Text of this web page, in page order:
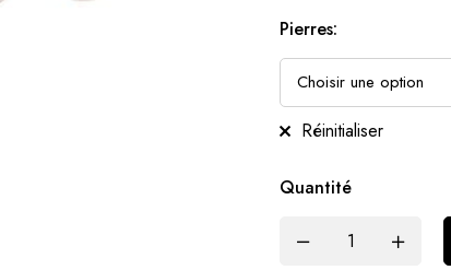
Pierres:
Réinitialiser
Quantité